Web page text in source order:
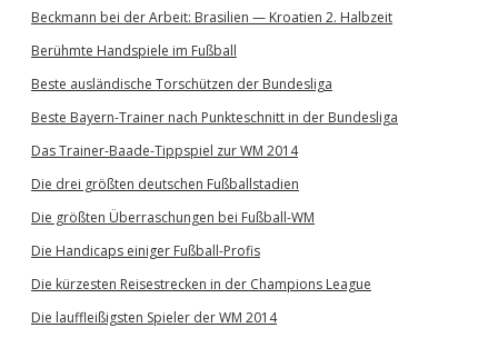
Beckmann bei der Arbeit: Brasilien — Kroatien 2. Halbzeit
Berühmte Handspiele im Fußball
Beste ausländische Torschützen der Bundesliga
Beste Bayern-Trainer nach Punkteschnitt in der Bundesliga
Das Trainer-Baade-Tippspiel zur WM 2014
Die drei größten deutschen Fußballstadien
Die größten Überraschungen bei Fußball-WM
Die Handicaps einiger Fußball-Profis
Die kürzesten Reisestrecken in der Champions League
Die lauffleißigsten Spieler der WM 2014